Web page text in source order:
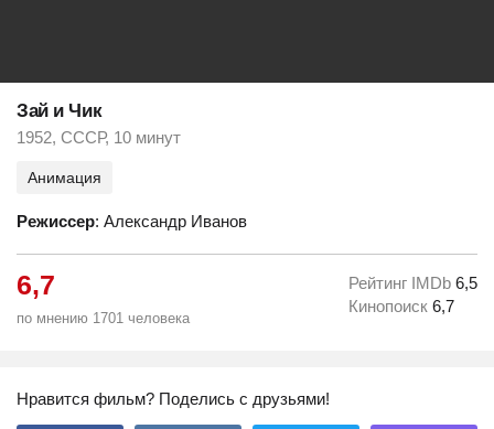
Зай и Чик
1952, СССР, 10 минут
Анимация
Режиссер: Александр Иванов
6,7
по мнению 1701 человека
Рейтинг IMDb 6,5
Кинопоиск 6,7
Нравится фильм? Поделись с друзьями!